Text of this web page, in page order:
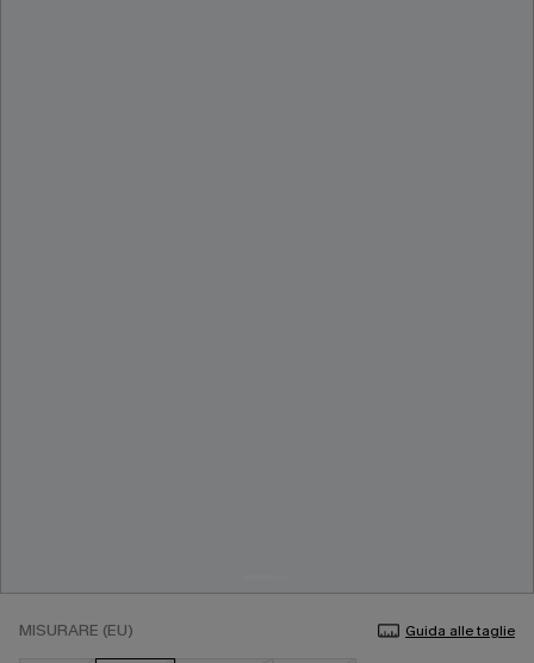
MISURARE (EU) Guida alle taglie